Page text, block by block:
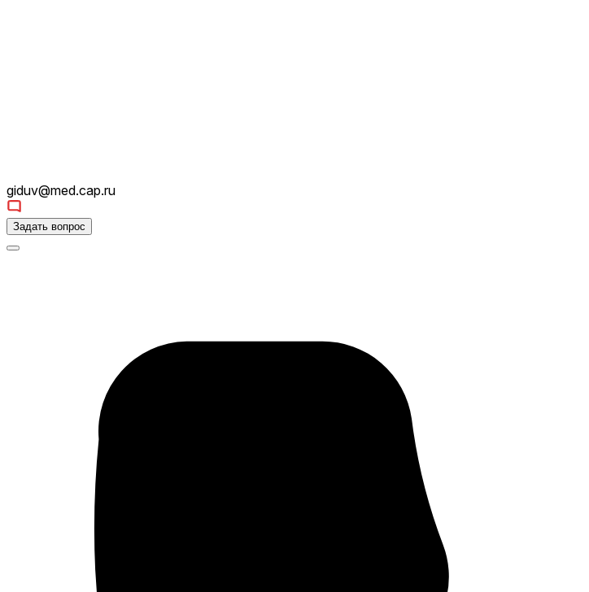
giduv@med.cap.ru
Задать вопрос